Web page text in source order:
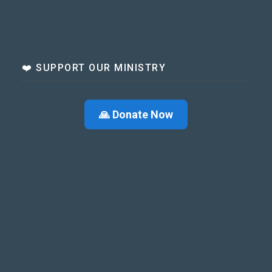
❤️ SUPPORT OUR MINISTRY
🙏 Donate Now